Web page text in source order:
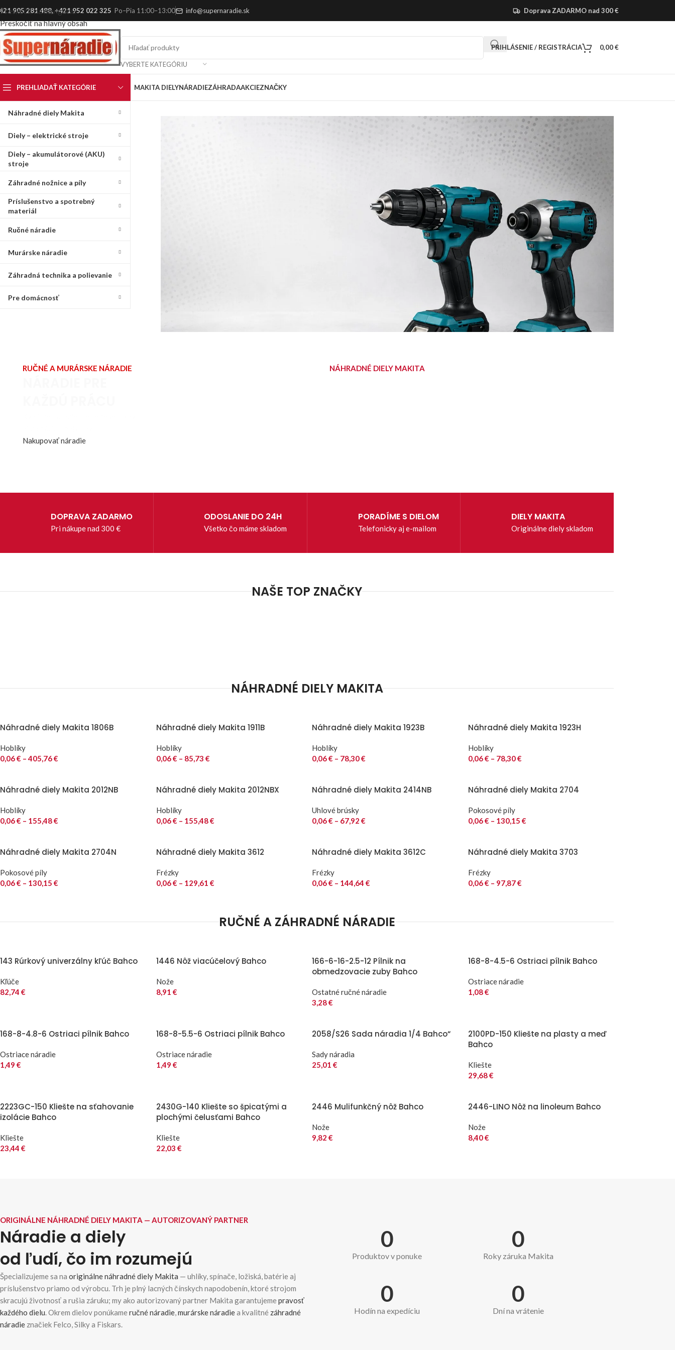
Preskočiť na navigáciu
Preskočiť na hlavný obsah
905 281 488,+421 952 022 325 Po–Pia 11:00–13:00 info@supernaradie.sk Doprava ZADARMO nad 300 €
VYBERTE KATEGÓRIU
PRIHLÁSENIE / REGISTRÁCIA 0,00€
PREHLIADAŤ KATEGÓRIE
Náhradné diely Makita
Diely – elektrické stroje
Diely – akumulátorové (AKU)
stroje
Záhradné nožnice a píly
Príslušenstvo a spotrebný
materiál
Ručné náradie
Murárske náradie
Záhradná technika a polievanie
Pre domácnosť
MAKITA DIELYNÁRADIEZÁHRADAAKCIEZNAČKY
RUČNÉ A MURÁRSKE NÁRADIE
Nakupovať náradie
NÁHRADNÉ DIELY MAKITA
DOPRAVA ZADARMO
Pri nákupe nad 300 €
ODOSLANIE DO 24H
Všetko čo máme skladom
PORADÍME S DIELOM
Telefonicky aj e-mailom
DIELY MAKITA
Originálne diely skladom
NAŠE TOP ZNAČKY
NÁHRADNÉ DIELY MAKITA
Náhradné diely Makita 1806B
Hoblíky
0,06€ – 405,76€
Náhradné diely Makita 1911B
Hoblíky
0,06€ – 85,73 €
Náhradné diely Makita 1923B
Hoblíky
0,06€ – 78,30€
Náhradné diely Makita 1923H
Hoblíky
0,06€ – 78,30€
Náhradné diely Makita 2012NB
Hoblíky
0,06€ – 155,48€
Náhradné diely Makita 2012NBX
Hoblíky
0,06€ – 155,48€
Náhradné diely Makita 2414NB
Uhlové brúsky
0,06€ – 67,92 €
Náhradné diely Makita 2704
Pokosové píly
0,06€ – 130,15 €
Náhradné diely Makita 2704N
Pokosové píly
0,06€ – 130,15 €
Náhradné diely Makita 3612
Frézky
0,06€ – 129,61 €
Náhradné diely Makita 3612C
Frézky
0,06€ – 144,64 €
Náhradné diely Makita 3703
Frézky
0,06€ – 97,87€
RUČNÉ A ZÁHRADNÉ NÁRADIE
143 Rúrkový univerzálny kľúč Bahco
Kľúče
82,74 €
1446 Nôž viacúčelový Bahco
Nože
8,91 €
166-6-16-2.5-12 Pílnik na
obmedzovacie zuby Bahco
Ostatné ručné náradie
3,28€
168-8-4.5-6 Ostriaci pílnik Bahco
Ostriace náradie
1,08€
168-8-4.8-6 Ostriaci pílnik Bahco
Ostriace náradie
1,49 €
168-8-5.5-6 Ostriaci pílnik Bahco
Ostriace náradie
1,49 €
2058/S26 Sada náradia 1/4 Bahco“
Sady náradia
25,01 €
2100PD-150 Kliešte na plasty a meď
Bahco
Kliešte
29,68€
2223GC-150 Kliešte na sťahovanie
izolácie Bahco
Kliešte
23,44 €
2430G-140 Kliešte so špicatými a
plochými čelusťami Bahco
Kliešte
22,03 €
2446 Mulifunkčný nôž Bahco
Nože
9,82 €
2446-LINO Nôž na linoleum Bahco
Nože
8,40€
ORIGINÁLNE NÁHRADNÉ DIELY MAKITA — AUTORIZOVANÝ PARTNER
Náradie a diely
od ľudí, čo im rozumejú
Špecializujeme sa na originálne náhradné diely Makita — uhlíky, spínače, ložiská, batérie aj
príslušenstvo priamo od výrobcu. Trh je plný lacných čínskych napodobenín, ktoré strojom
skracujú životnosť a rušia záruku; my ako autorizovaný partner Makita garantujemepravosť
každého dielu. Okrem dielov ponúkameručné náradie,murárske náradiea kvalitné záhradné
náradie značiek Felco, Silky a Fiskars.
0
Produktov v ponuke
0
Roky záruka Makita
0
Hodín na expedíciu
0
Dní na vrátenie